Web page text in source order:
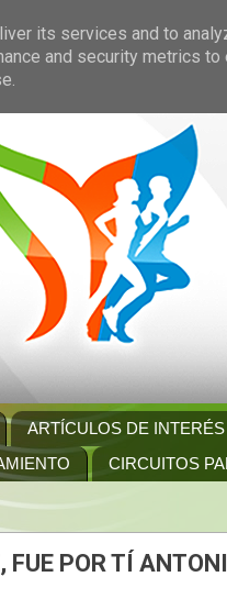
ARTÍCULOS DE INTERÉS
CIRCUITOS
FUE POR TÍ
its services and to
and security metrics